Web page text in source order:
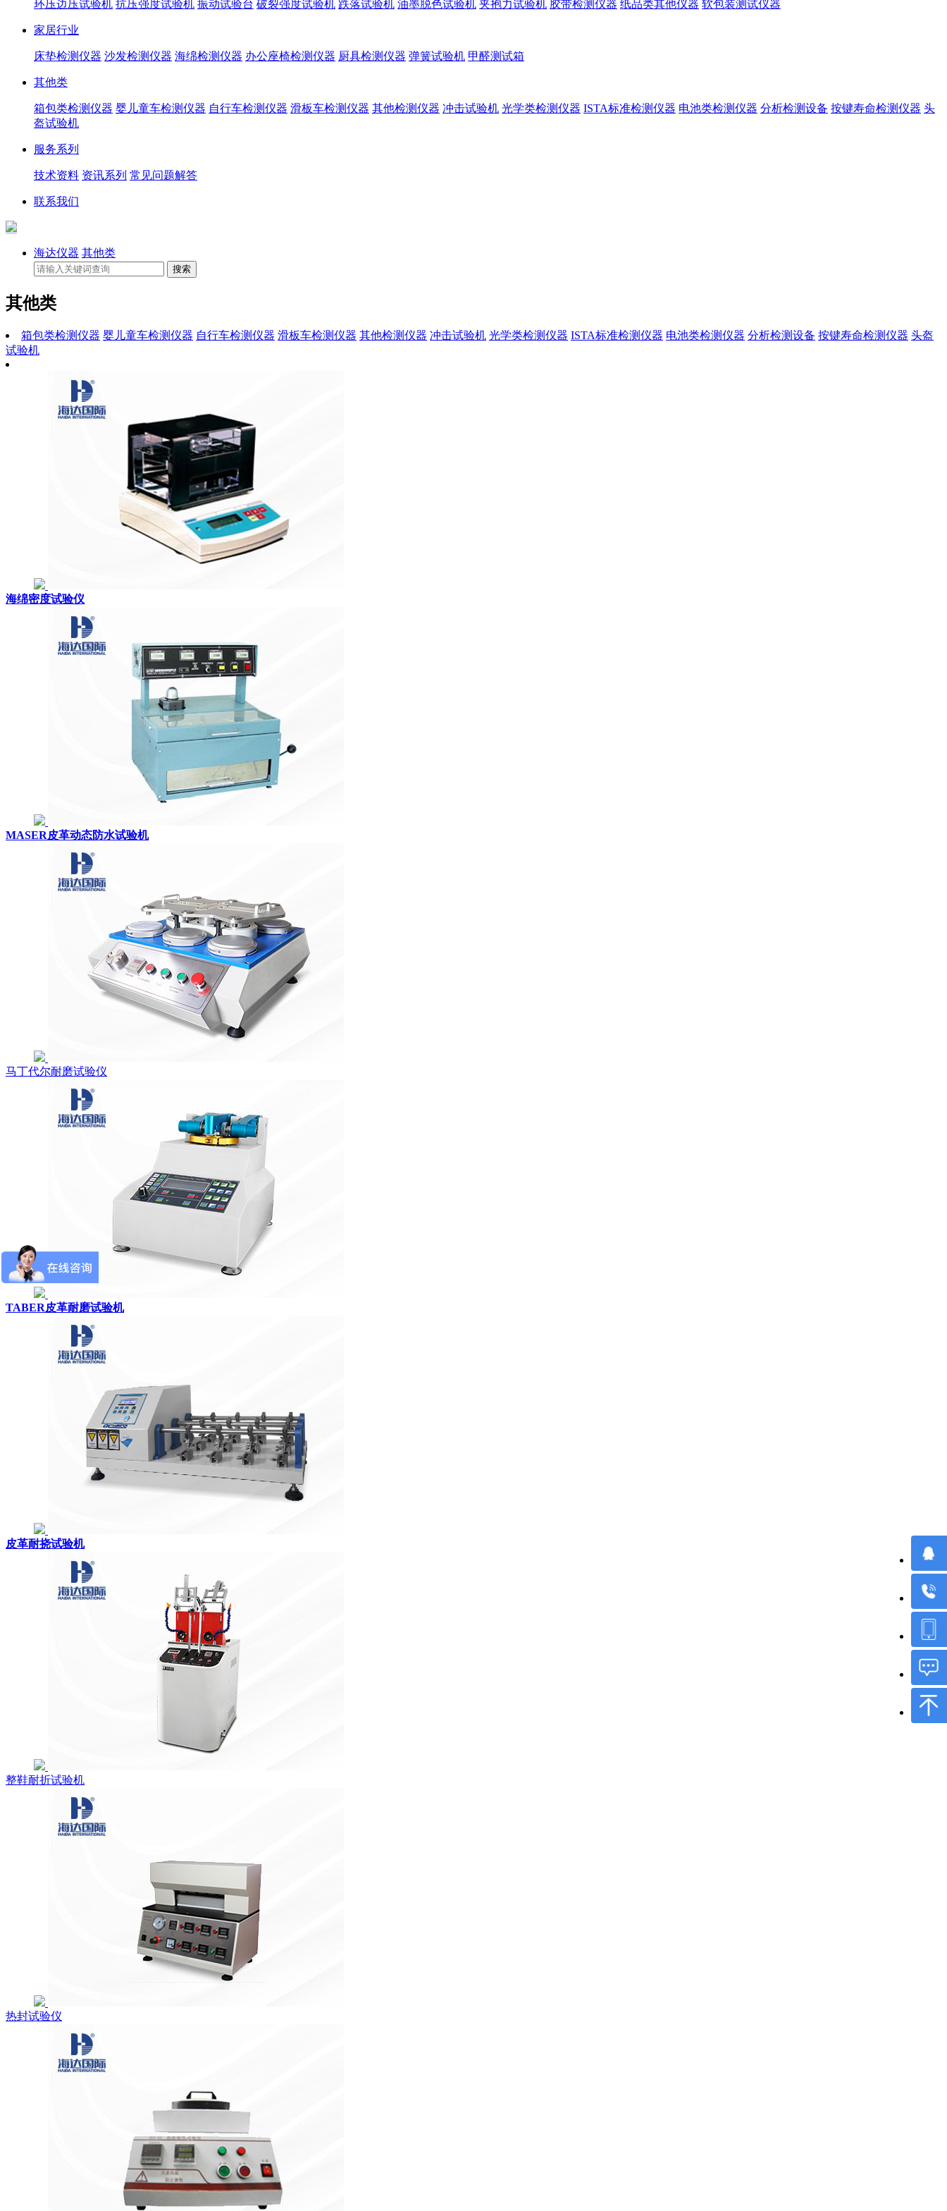
环压边压试验机 抗压强度试验机 振动试验台 破裂强度试验机 跌落试验机 油墨脱色试验机 夹抱力试验机 胶带检测仪器 纸品类其他仪器 软包装测试仪器
家居行业
床垫检测仪器 沙发检测仪器 海绵检测仪器 办公座椅检测仪器 厨具检测仪器 弹簧试验机 甲醛测试箱
其他类
箱包类检测仪器 婴儿童车检测仪器 自行车检测仪器 滑板车检测仪器 其他检测仪器 冲击试验机 光学类检测仪器 ISTA标准检测仪器 电池类检测仪器 分析检测设备 按键寿命检测仪器 头
盔试验机
服务系列
技术资料 资讯系列 常见问题解答
联系我们
海达仪器 其他类
其他类
箱包类检测仪器 婴儿童车检测仪器 自行车检测仪器 滑板车检测仪器 其他检测仪器 冲击试验机 光学类检测仪器 ISTA标准检测仪器 电池类检测仪器 分析检测设备 按键寿命检测仪器 头盔
试验机
海绵密度试验仪
MASER皮革动态防水试验机
马丁代尔耐磨试验仪
TABER皮革耐磨试验机
皮革耐挠试验机
整鞋耐折试验机
热封试验仪